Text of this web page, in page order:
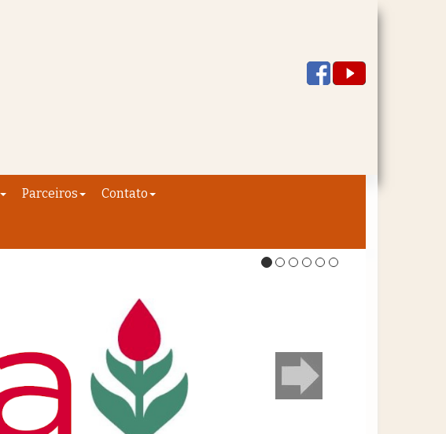
Parceiros Contato